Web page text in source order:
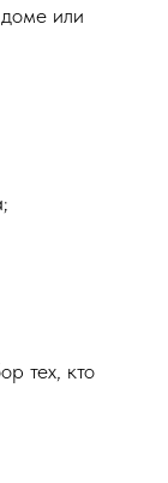
или
тех, кто